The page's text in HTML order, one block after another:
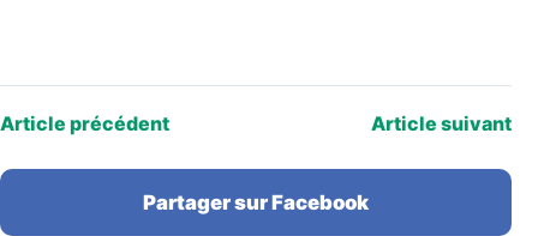
Article précédent Article suivant
Partager sur Facebook